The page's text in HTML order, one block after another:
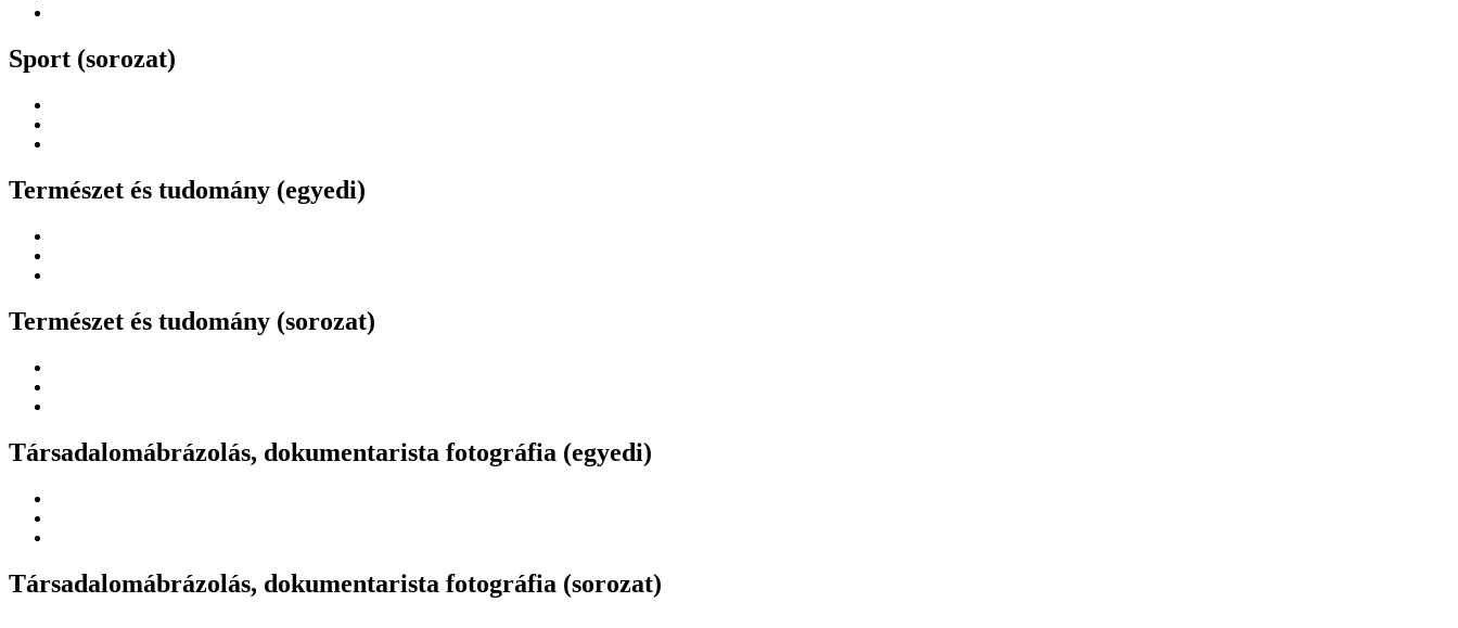
Sport (sorozat)
Természet és tudomány (egyedi)
Természet és tudomány (sorozat)
Társadalomábrázolás, dokumentarista fotográfia (egyedi)
Társadalomábrázolás, dokumentarista fotográfia (sorozat)